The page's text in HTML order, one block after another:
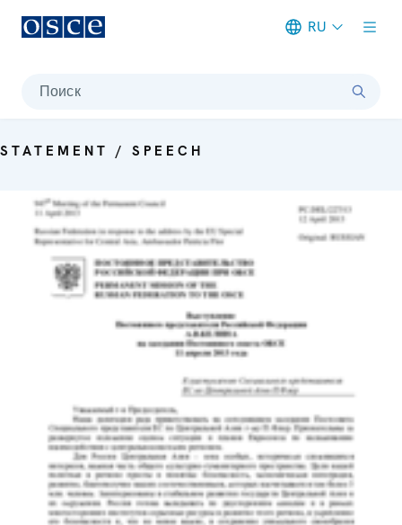
RU
Поиск
STATEMENT / SPEECH